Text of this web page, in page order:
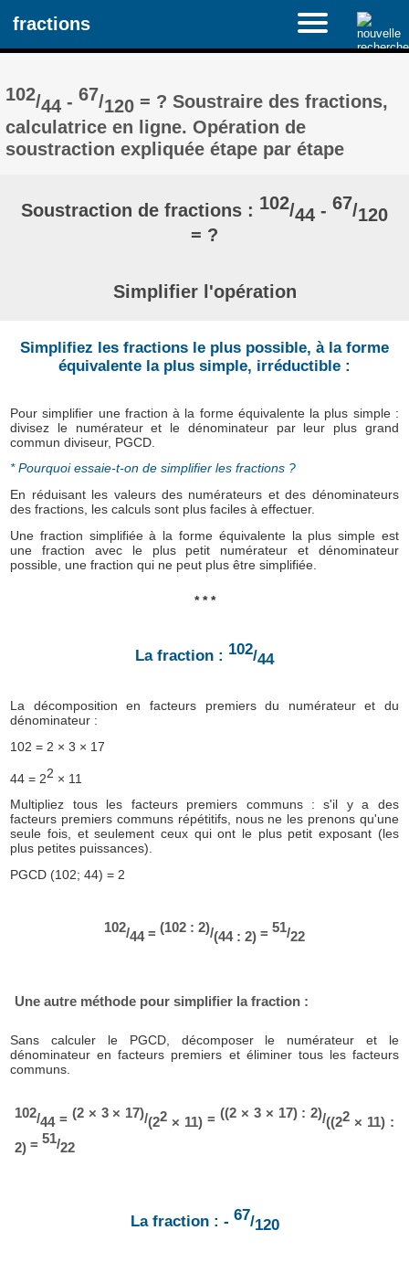
fractions
102/44 -67/120 = ? Soustraire des fractions,
calculatrice en ligne. Opération de
soustraction expliquée étape par étape
Soustraction de fractions : 102/44 - 67/120
= ?
Simplifier l'opération
Simplifiez les fractions le plus possible, à la forme
équivalente la plus simple, irréductible :
Pour simplifier une fraction à la forme équivalente la plus simple :
divisez le numérateur et le dénominateur par leur plus grand
commun diviseur, PGCD.
* Pourquoi essaie-t-on de simplifier les fractions ?
En réduisant les valeurs des numérateurs et des dénominateurs
des fractions, les calculs sont plus faciles à effectuer.
Une fraction simplifiée à la forme équivalente la plus simple est
une fraction avec le plus petit numérateur et dénominateur
possible, une fraction qui ne peut plus être simplifiée.
* * *
La fraction : 102/44
La décomposition en facteurs premiers du numérateur et du
dénominateur :
102 = 2 × 3 × 17
44 = 22 × 11
Multipliez tous les facteurs premiers communs : s'il y a des
facteurs premiers communs répétitifs, nous ne les prenons qu'une
seule fois, et seulement ceux qui ont le plus petit exposant (les
plus petites puissances).
PGCD (102; 44) = 2
102/44 = (102 : 2)/(44 : 2) = 51/22
Une autre méthode pour simplifier la fraction :
Sans calculer le PGCD, décomposer le numérateur et le
dénominateur en facteurs premiers et éliminer tous les facteurs
communs.
102/44 = (2 × 3 × 17)/(22 × 11) = ((2 × 3 × 17) : 2)/((22 × 11) :
2) =51/22
La fraction : - 67/120